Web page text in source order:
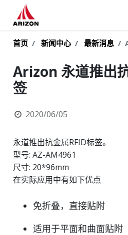
首页 新闻中心 最新消息
Arizon 永道推出
签
2020/06/05
永道推出抗金属RFID标签。
型号: AZ-AM4961
尺寸: 20*96mm
在实际应用中有如下优点
免折叠，直接贴附
适用于平面和曲面贴附